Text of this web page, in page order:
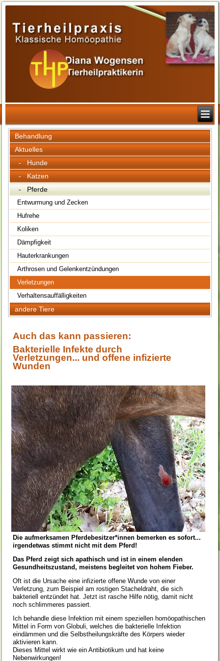
Behandlung
Aktuelles
- Hunde
- Katzen
- Pferde
Entwurmung und Zecken
Hufrehe
Koliken
Dämpfigkeit
Hauterkrankungen
Arthrosen und Gelenkentzündungen
Verletzungen
Verhaltensauffälligkeiten
andere Tiere
Auch das kann passieren:
Bakterielle Infekte durch
Verletzungen... und offene infizierte
Wunden
Die aufmerksamen Pferdebesitzer*innen bemerken essofort...
irgendetwas stimmt nicht mit dem Pferd!
Das Pferd zeigt sich apathisch und ist in einem elenden
Gesundheitszustand, meistens begleitet von hohem Fieber.
Oft ist die Ursache eine infizierte offene Wunde von einer
Verletzung, zum Beispiel am rostigen Stacheldraht, die sich
bakteriell entzündet hat. Jetzt ist rasche Hilfe nötig, damit nicht
noch schlimmeres passiert.
Ich behandle diese Infektion mit einem speziellen homöopathischen
Mittel in Form von Globuli, welches die bakterielle Infektion
eindämmen und die Selbstheilungskräfte des Körpers wieder
aktivieren kann.
Dieses Mittel wirkt wie ein Antibiotikum und hat keine
Nebenwirkungen!